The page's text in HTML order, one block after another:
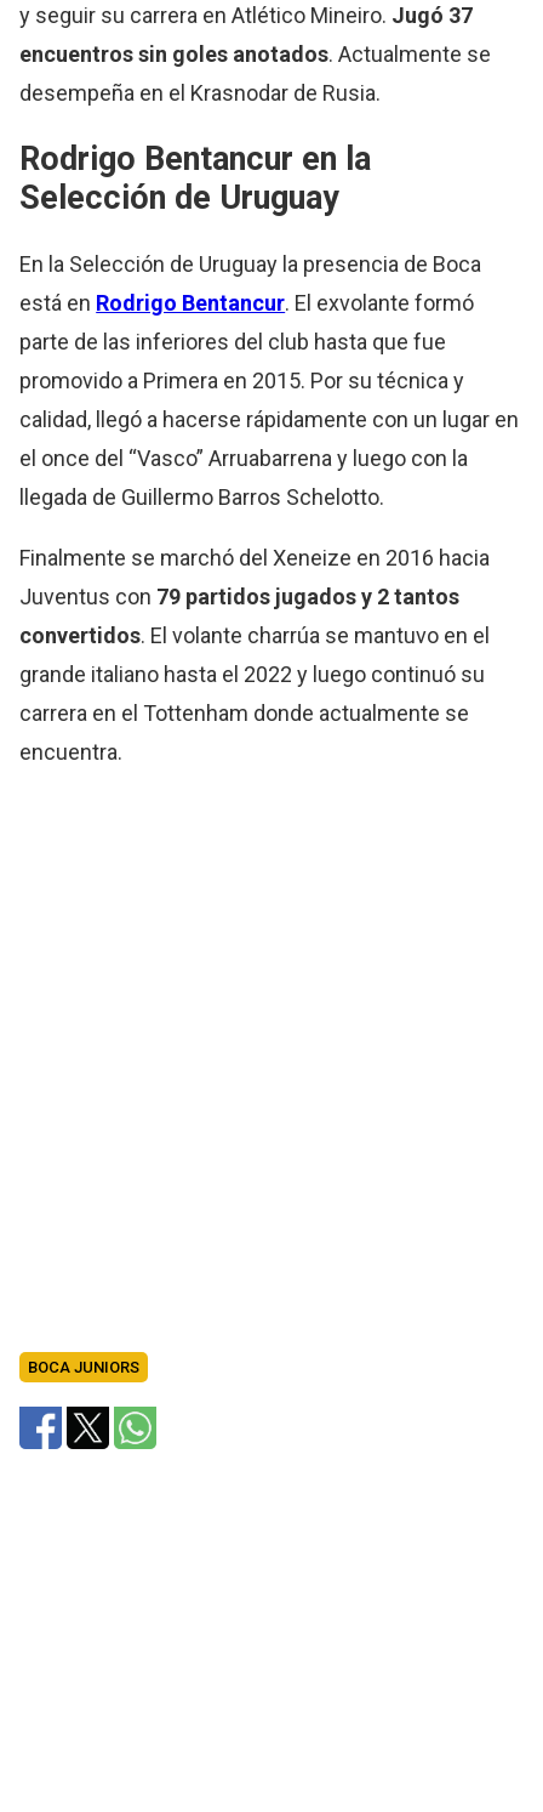
y seguir su carrera en Atlético Mineiro. Jugó 37
encuentros sin goles anotados. Actualmente se
desempeña en el Krasnodar de Rusia.
Rodrigo Bentancur en la
Selección de Uruguay
En la Selección de Uruguay la presencia de Boca
está en Rodrigo Bentancur. El exvolante formó
parte de las inferiores del club hasta que fue
promovido a Primera en 2015. Por su técnica y
calidad, llegó a hacerse rápidamente con un lugar en
el once del “Vasco” Arruabarrena y luego con la
llegada de Guillermo Barros Schelotto.
Finalmente se marchó del Xeneize en 2016 hacia
Juventus con 79 partidos jugados y 2 tantos
convertidos. El volante charrúa se mantuvo en el
grande italiano hasta el 2022 y luego continuó su
carrera en el Tottenham donde actualmente se
encuentra.
BOCA JUNIORS